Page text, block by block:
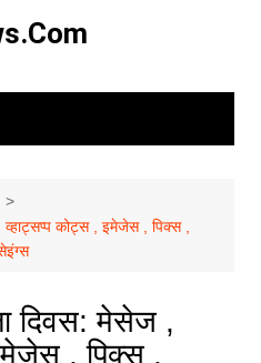
व्हाट्सप्प कोट्स , इमेजेस , पिक्स ,
दिवस: मेसेज ,
, पिक्स ,